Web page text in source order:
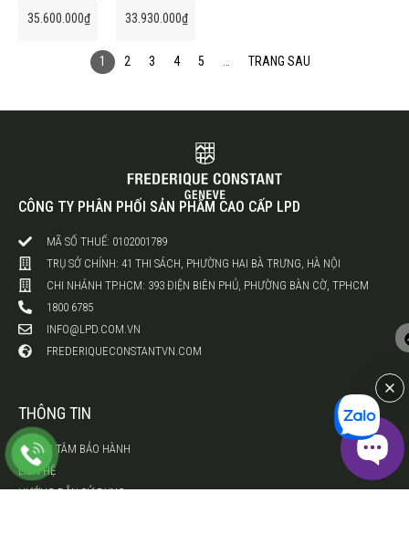
35.600.000₫ 33.930.000₫
1 2 3 4 5 TRANG SAU
CÔNG TY PHÂN PHỐI SẢN PHẨM CAO CẤP LPD
MÃ SỐ THUẾ: 0102001789
TRỤ SỞ CHÍNH: 41 THI SÁCH, PHƯỜNG HAI BÀ TRƯNG, HÀ NỘI
CHI NHÁNH TP.HCM: 393 ĐIỆN BIÊN PHỦ, PHƯỜNG BÀN CỜ, TPHCM
1800 6785
INFO@LPD.COM.VN
FREDERIQUECONSTANTVN.COM
THÔNG TIN
TRUNG TÂM BẢO HÀNH
LIÊN HỆ
HƯỚNG DẪN SỬ DỤNG